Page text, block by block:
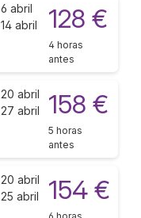
6 abril
14 abril
128 €
4 horas
antes
20 abril
27 abril
158 €
5 horas
antes
20 abril
25 abril
154 €